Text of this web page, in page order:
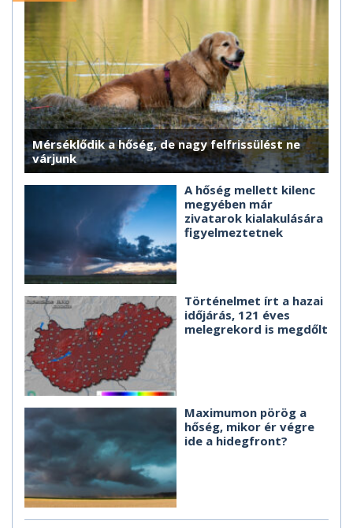
Mérséklődik a hőség, de nagy felfrissülést ne
várjunk
A hőség mellett kilenc
megyében már
zivatarok kialakulására
figyelmeztetnek
Történelmet írt a hazai
időjárás, 121 éves
melegrekord is megdőlt
Maximumon pörög a
hőség, mikor ér végre
ide a hidegfront?